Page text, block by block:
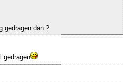
gedragen dan ?
gedragen